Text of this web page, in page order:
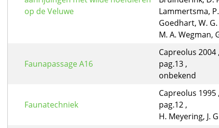
op de Veluwe
Lammertsma,
Goedhart, W.
M. A. Wegman,
Faunapassage A16
Capreolus 2004
pag.13 ,
onbekend
Faunatechniek
Capreolus 1995
pag.12 ,
H. Meyering, J.